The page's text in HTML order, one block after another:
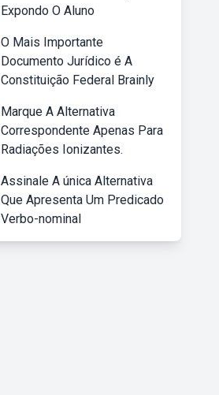
Expondo O Aluno
O Mais Importante
Documento Jurídico é A
Constituição Federal Brainly
Marque A Alternativa
Correspondente Apenas Para
Radiações Ionizantes.
Assinale A única Alternativa
Que Apresenta Um Predicado
Verbo-nominal